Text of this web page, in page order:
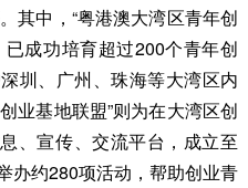
其中，“粤港澳大湾区青年创
成功培育超过200个青年创
圳、广州、珠海等大湾区内
业基地联盟”则为在大湾区创
、宣传、交流平台，成立至
办约280项活动，帮助创业青